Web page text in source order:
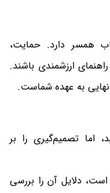
همسر دارد. حمایت،
ارزشمندی باشند.
نهایی به عهده شماست.
اما تصمیم‌گیری را بر
دلایل آن را بررسی